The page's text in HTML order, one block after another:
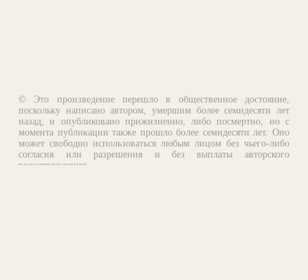
© Это произведение перешло в общественное достояние,
поскольку написано автором, умершим более семидесяти лет
назад, и опубликовано прижизненно, либо посмертно, но с
момента публикации также прошло более семидесяти лет. Оно
может свободно использоваться любым лицом без чьего-либо
согласия или разрешения и без выплаты авторского
вознаграждения.